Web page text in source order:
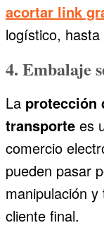
acortar link
logístico,
4. Embalaje
La protección
transporte es
comercio
pueden pasar
manipulación
cliente final.